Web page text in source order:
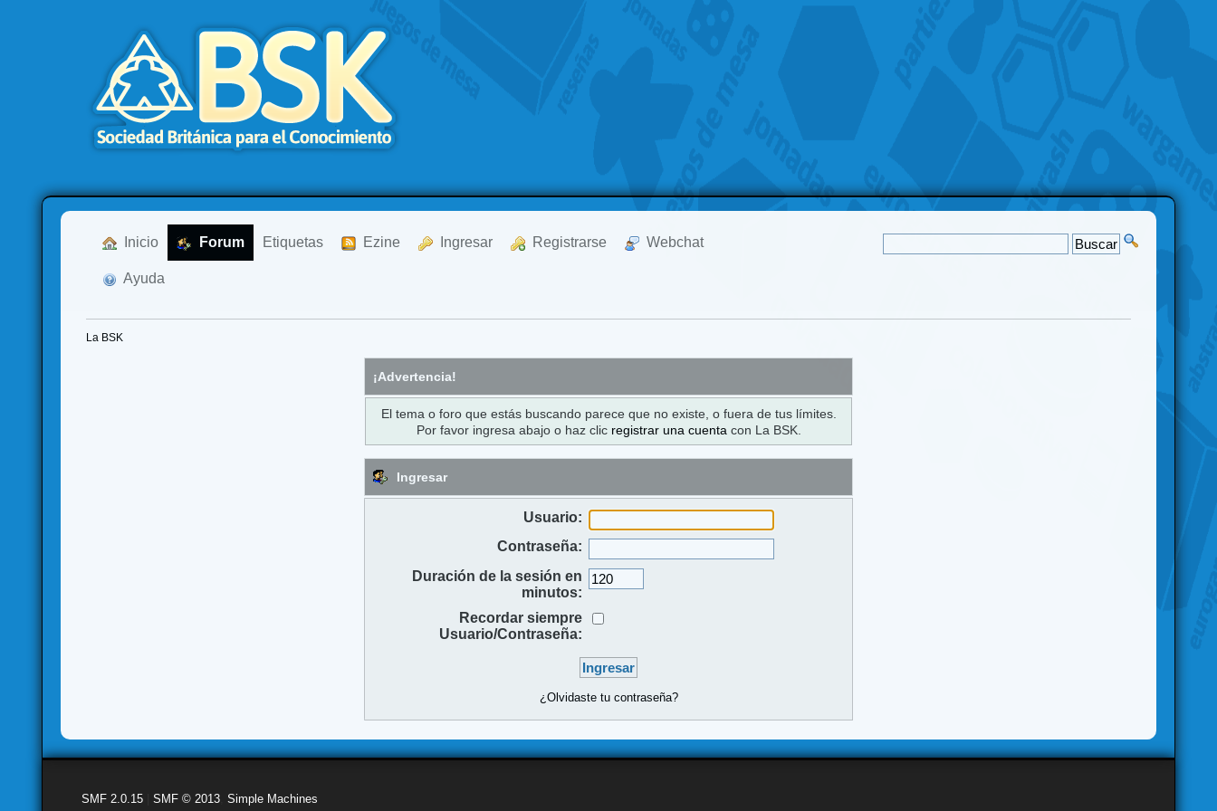
Inicio Forum Etiquetas Ezine Ingresar Registrarse Webchat
Ayuda
La BSK
¡Advertencia!
El tema o foro que estás buscando parece que no existe, o fuera de tus límites.
Por favor ingresa abajo o haz clic registrar una cuenta con La BSK.
Ingresar
Usuario:
Contraseña:
Duración de la sesión en
minutos:
Recordar siempre
Usuario/Contraseña:
¿Olvidaste tu contraseña?
SMF 2.0.15 |SMF © 2013 ,Simple Machines